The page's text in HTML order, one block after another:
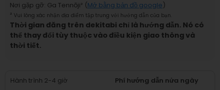
Nơi gặp gỡ: Ga Tennōji² (Mở bằng bản đồ google)
² Vui lòng xác nhận địa điểm tập trung với hướng dẫn của bạn.
Thời gian đăng trên dekitabi chỉ là hướng dẫn. Nó có
thể thay đổi tùy thuộc vào điều kiện giao thông và
thời tiết.
Hành trình 2-4 giờ
Phí hướng dẫn nửa ngày